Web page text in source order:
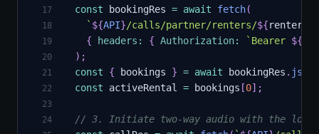
17 const bookingRes = await fetch(
18 ` ${API}/calls/partner/renters/${renter
19 { headers : { Authorization: ` Bearer ${
20 ) ;
21 const { bookings } = await bookingRes . json
22 const activeRental = bookings [0] ;
23
24
// 3. Initiate two-way audio with the